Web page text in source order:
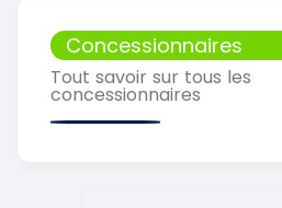
Concessionnaires
Tout savoir sur tous les
concessionnaires